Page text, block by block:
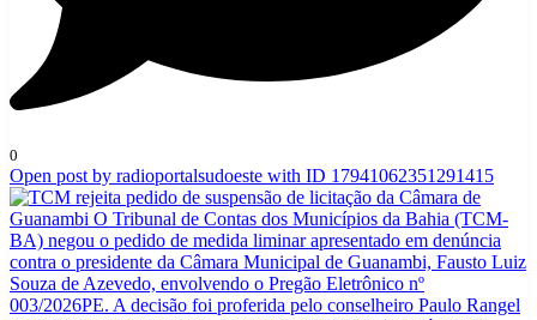
0
Open post by radioportalsudoeste with ID 17941062351291415